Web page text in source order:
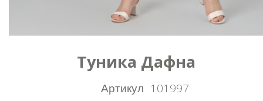
Туника Дафна
Артикул 101997